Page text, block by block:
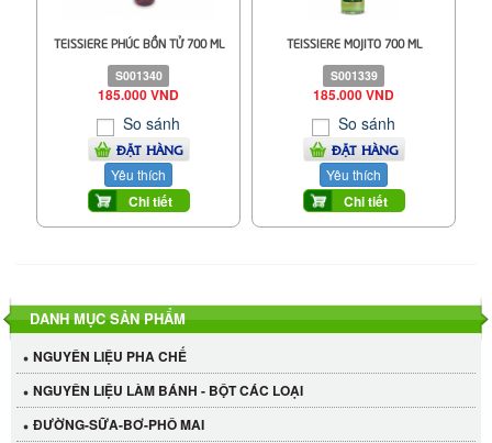
TEISSIERE PHÚC BỒN TỬ 700 ML
S001340
185.000 VND
So sánh
ĐẶT HÀNG
Yêu thích
Chi tiết
TEISSIERE MOJITO 700 ML
S001339
185.000 VND
So sánh
ĐẶT HÀNG
Yêu thích
Chi tiết
DANH MỤC SẢN PHẨM
NGUYÊN LIỆU PHA CHẾ
NGUYÊN LIỆU LÀM BÁNH - BỘT CÁC LOẠI
ĐƯỜNG-SỮA-BƠ-PHÔ MAI